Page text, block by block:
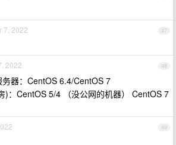
47
7, 2022
48
2022
器：CentOS 6.4/CentOS 7
)：CentOS 5/4 （没公网的机器） CentOS 7
49